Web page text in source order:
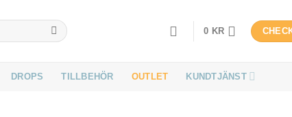
0 KR
DROPS TILLBEHÖR OUTLET KUNDTJÄNST